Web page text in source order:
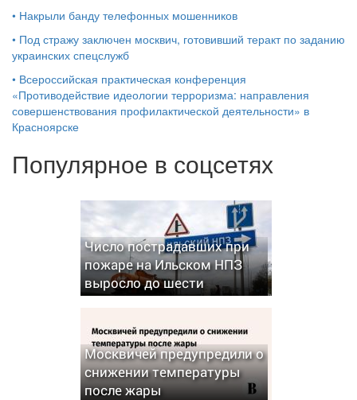
• Накрыли банду телефонных мошенников
• Под стражу заключен москвич, готовивший теракт по заданию
украинских спецслужб
• Всероссийская практическая конференция
«Противодействие идеологии терроризма: направления
совершенствования профилактической деятельности» в
Красноярске
Популярное в соцсетях
Число пострадавших при
пожаре на Ильском НПЗ
выросло до шести
Москвичей предупредили о
снижении температуры
после жары